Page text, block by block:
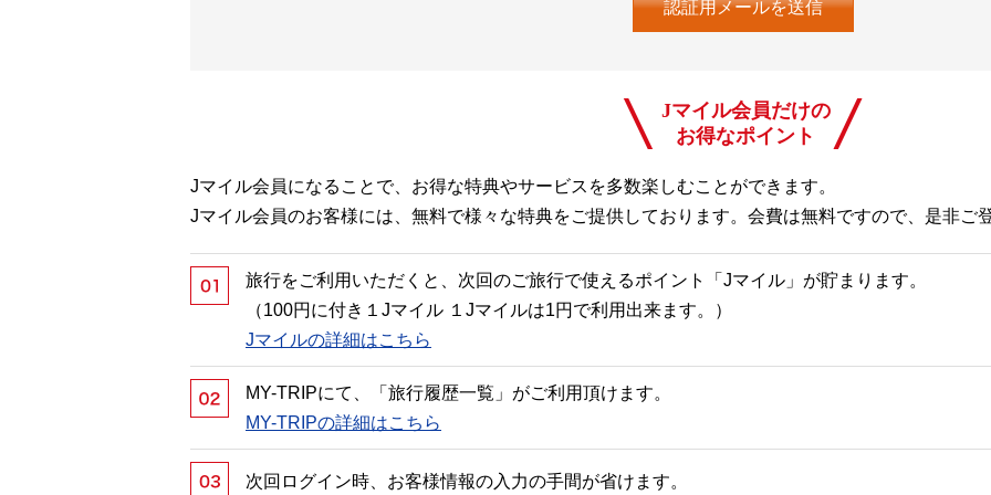
Jマイル会員だけの
お得なポイント
Jマイル会員になることで、お得な特典やサービスを多数楽しむことができます。
Jマイル会員のお客様には、無料で様々な特典をご提供しております。会費は無料ですので、是非ご
旅行をご利用いただくと、次回のご旅行で使えるポイント「Jマイル」が貯まります。
（100円に付き１Jマイル １Jマイルは1円で利用出来ます。）
Jマイルの詳細はこちら
MY-TRIPにて、「旅行履歴一覧」がご利用頂けます。
MY-TRIPの詳細はこちら
次回ログイン時、お客様情報の入力の手間が省けます。